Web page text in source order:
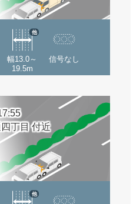
幅13.0～
19.5m
他
信号なし
丁目 付近
他